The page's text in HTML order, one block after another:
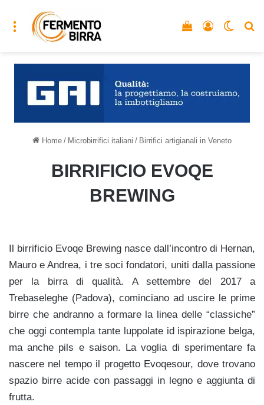
Menu Accedi
Vedi il carrello
Home / Microbirrifici italiani / Birrifici artigianali in Veneto
BIRRIFICIO EVOQE
BREWING
Il birrificio Evoqe Brewing nasce dall’incontro di Hernan,
Mauro e Andrea, i tre soci fondatori, uniti dalla passione
per la birra di qualità. A settembre del 2017 a
Trebaseleghe (Padova), cominciano ad uscire le prime
birre che andranno a formare la linea delle “classiche”
che oggi contempla tante luppolate id ispirazione belga,
ma anche pils e saison. La voglia di sperimentare fa
nascere nel tempo il progetto Evoqesour, dove trovano
spazio birre acide con passaggi in legno e aggiunta di
frutta.